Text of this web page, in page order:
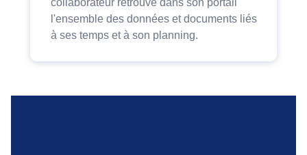
l'ensemble des données et documents liés
à ses temps et à son planning.